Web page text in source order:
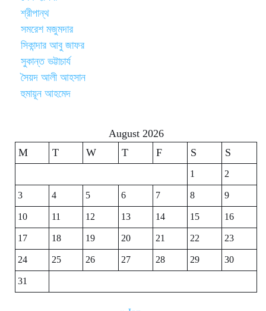
শ্রীপান্থ
সমরেশ মজুমদার
সিকান্দার আবু জাফর
সুকান্ত ভট্টাচার্য
সৈয়দ আলী আহসান
হুমায়ূন আহমেদ
August 2026
M
T W T F S S
1
2
3
4 5 6 7 8
9
10
11 12 13 14 15
16
17
18 19 20 21 22
23
24
25 26 27 28 29
30
31